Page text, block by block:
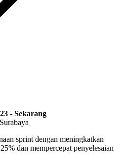
- Sekarang
sprint dengan meningkatkan
dan mempercepat penyelesaian